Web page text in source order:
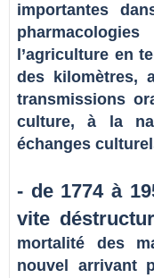
importantes
l’agriculture en
des kilomètres,
transmissions
culture, à la
échanges
- de 1774 à
vite
mortalité des
nouvel arrivant